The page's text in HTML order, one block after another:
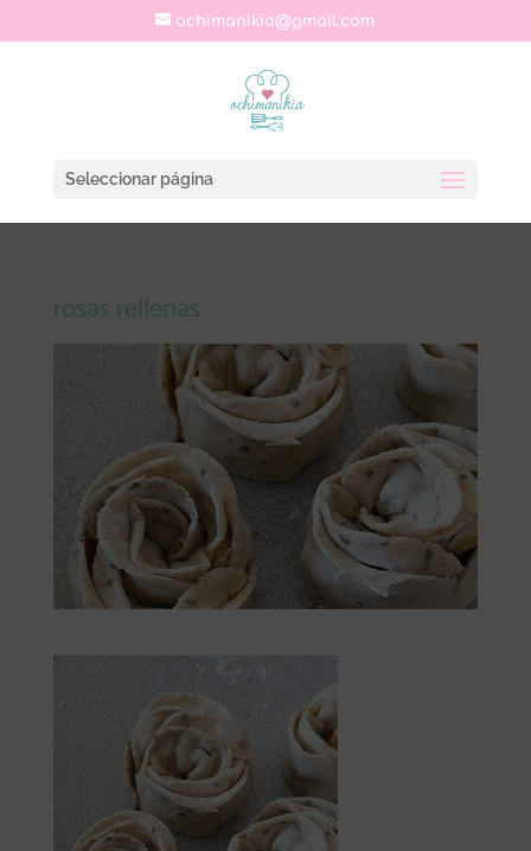
ochimanikia@gmail.com
Seleccionar página
rosas rellenas